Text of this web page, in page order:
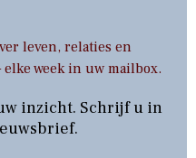
leven, relaties en
week in uw mailbox.
inzicht. Schrijf u in